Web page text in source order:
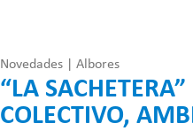
Novedades | Albores
“LA
COLECTIVO,